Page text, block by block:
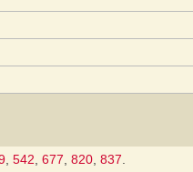
542 677 820 837